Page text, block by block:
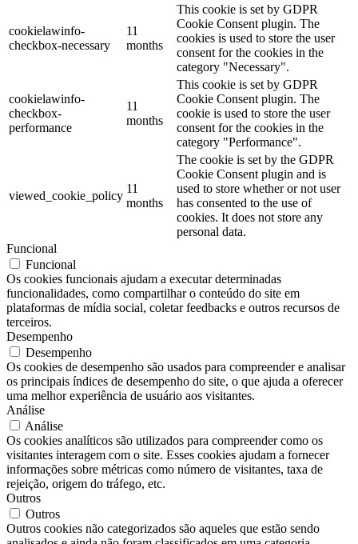
cookielawinfo-
checkbox-necessary
11
months
This cookie is set by GDPR
Cookie Consent plugin. The
cookies is used to store the user
consent for the cookies in the
category "Necessary".
cookielawinfo-
checkbox-
performance
11
months
This cookie is set by GDPR
Cookie Consent plugin. The
cookie is used to store the user
consent for the cookies in the
category "Performance".
viewed_cookie_policy
11
months
The cookie is set by the GDPR
Cookie Consent plugin and is
used to store whether or not user
has consented to the use of
cookies. It does not store any
personal data.
Funcional
Funcional
Os cookies funcionais ajudam a executar determinadas
funcionalidades, como compartilhar o conteúdo do site em
plataformas de mídia social, coletar feedbacks e outros recursos de
terceiros.
Desempenho
Desempenho
Os cookies de desempenho são usados para compreender e analisar
os principais índices de desempenho do site, o que ajuda a oferecer
uma melhor experiência de usuário aos visitantes.
Análise
Análise
Os cookies analíticos são utilizados para compreender como os
visitantes interagem com o site. Esses cookies ajudam a fornecer
informações sobre métricas como número de visitantes, taxa de
rejeição, origem do tráfego, etc.
Outros
Outros
Outros cookies não categorizados são aqueles que estão sendo